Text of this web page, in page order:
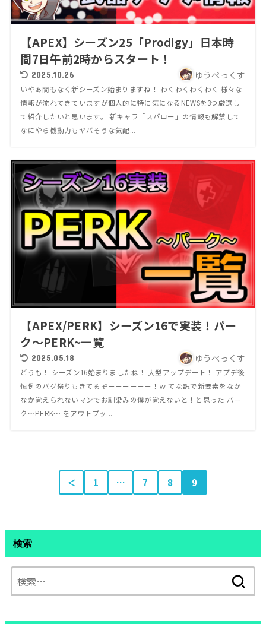
【APEX】シーズン25「Prodigy」日本時
間7日午前2時からスタート！
2025.10.26 ゆうぺっくす
いやぁ間もなく新シーズン始まりますね！ わくわくわくわく 様々な
情報が流れてきていますが個人的に特に気になるNEWSを3つ厳選し
て紹介したいと思います。 新キャラ「スパロー」の情報も解禁して
なにやら機動力もヤバそうな気配...
【APEX/PERK】シーズン16で実装！パー
ク～PERK~一覧
2025.05.18 ゆうぺっくす
どうも！ シーズン16始まりましたね！ 大型アップデート！ アプデ後
恒例のバグ祭りもきてるぞーーーーーー！ｗ てな訳で新要素をなか
なか覚えられないマンでお馴染みの僕が覚えないと！と思った パー
ク～PERK～ をアウトプッ...
＜ 1 … 7 8 9
検索
索: